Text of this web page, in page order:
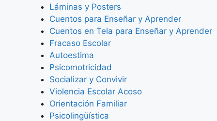
Láminas y Posters
Cuentos para Enseñar y Aprender
Cuentos en Tela para Enseñar y Aprender
Fracaso Escolar
Autoestima
Psicomotricidad
Socializar y Convivir
Violencia Escolar Acoso
Orientación Familiar
Psicolingüística